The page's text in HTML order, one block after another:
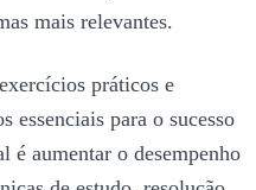
mais relevantes.
práticos e
essenciais para o sucesso
é aumentar o desempenho